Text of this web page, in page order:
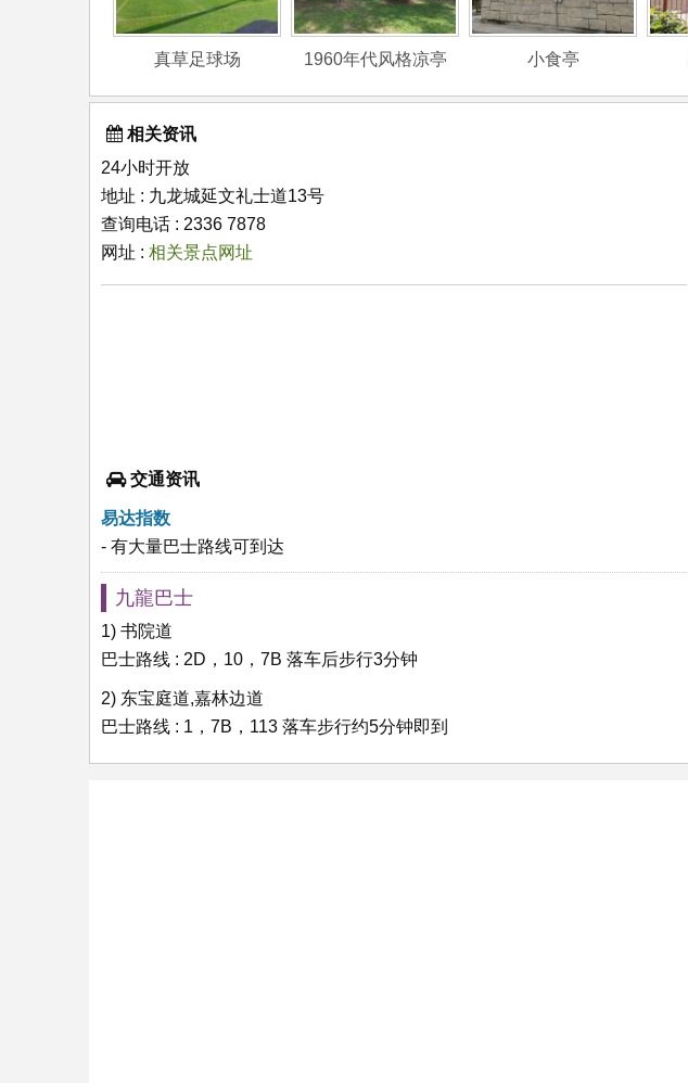
真草足球场 1960年代风格凉亭 小食亭
相关资讯
24小时开放
地址 : 九龙城延文礼士道13号
查询电话 : 2336 7878
网址 : 相关景点网址
交通资讯
易达指数
- 有大量巴士路线可到达
九龍巴士
1) 书院道
巴士路线 : 2D，10，7B 落车后步行3分钟
2) 东宝庭道,嘉林边道
巴士路线 : 1，7B，113 落车步行约5分钟即到